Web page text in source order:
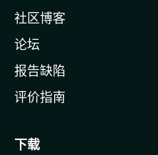
社区博客
论坛
报告缺陷
评价指南
下载